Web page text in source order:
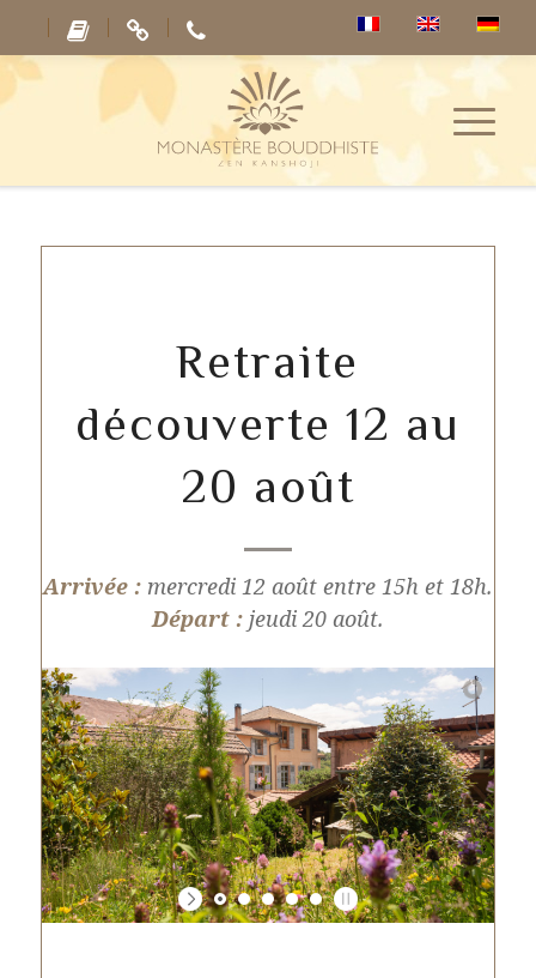
Retraite
découverte 12 au
20 août
Arrivée : mercredi 12 août entre 15h et 18h.
Départ : jeudi 20 août.